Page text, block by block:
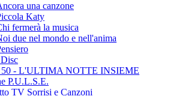
una canzone
Katy
fermerà la musica
due nel mondo e nell'anima
- L'ULTIMA NOTTE INSIEME
P.U.L.S.E.
TV Sorrisi e Canzoni